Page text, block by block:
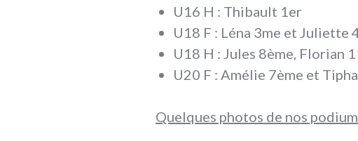
U16 H : Thibault 1er
U18 F : Léna 3me et Juliette
U18 H : Jules 8ème, Florian
U20 F : Amélie 7ème et
Quelques photos de nos